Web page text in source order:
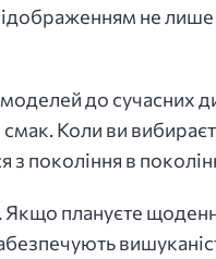
не
моделей до сучасних
Коли ви
з покоління в
Якщо плануєте